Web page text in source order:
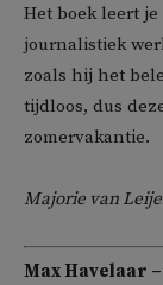
Het boek leert
journalistiek
zoals hij het
tijdloos, dus
zomervakantie.
Majorie van
Max Havelaar